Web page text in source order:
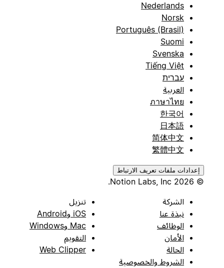
Nederlands
Norsk
Português (Brasil)
Suomi
Svenska
Tiếng Việt
עברית
العربية
ภาษาไทย
한국어
日本語
简体中文
繁體中文
إعدادات ملفات تعريف الارتباط
الشركة
نبذة عنا
الوظائف
الأمان
الحالة
الشروط والخصوصية
تنزيل
iOS وAndroid
Mac وWindows
التقويم
Web Clipper